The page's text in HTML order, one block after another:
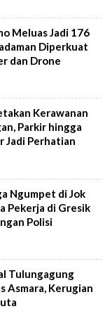
Meluas Jadi 176
Diperkuat
dan Drone
Kerawanan
Parkir hingga
Jadi Perhatian
Ngumpet di Jok
Pekerja di Gresik
Polisi
Tulungagung
Asmara, Kerugian